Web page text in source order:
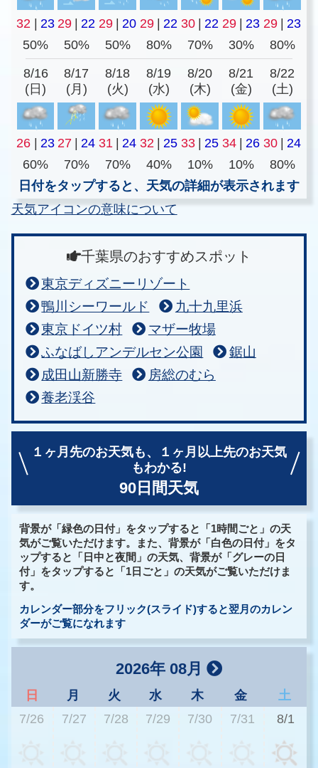
32 | 23 29 | 22 29 | 20 29 | 22 30 | 22 29 | 23 29 | 23
50%
50% 50% 80% 70% 30% 80%
8/16
(日)
8/17
(月)
8/18
(火)
8/19
(水)
8/20
(木)
8/21
(金)
8/22
(土)
26 | 23 27 | 24 31 | 24 32 | 25 33 | 25 34 | 26 30 | 24
60%
70% 70% 40% 10% 10%
80%
日付をタップすると、天気の詳細が表示されます
天気アイコンの意味について
千葉県のおすすめスポット
東京ディズニーリゾート
鴨川シーワールド
九十九里浜
東京ドイツ村
マザー牧場
ふなばしアンデルセン公園
鋸山
成田山新勝寺
房総のむら
養老渓谷
１ヶ月先のお天気も、
１ヶ月以上先のお天気
もわかる!
90日間天気
背景が「緑色の日付」をタップすると「1時間ごと」の天
気がご覧いただけます。また、背景が「白色の日付」をタ
ップすると「日中と夜間」の天気、背景が「グレーの日
付」をタップすると「1日ごと」の天気がご覧いただけま
す。
カレンダー部分をフリック(スライド)すると翌月のカレン
ダーがご覧になれます
2026年 08月
日 月 火 水 木 金
土
7/26
7/27 7/28 7/29 7/30 7/31 8/1